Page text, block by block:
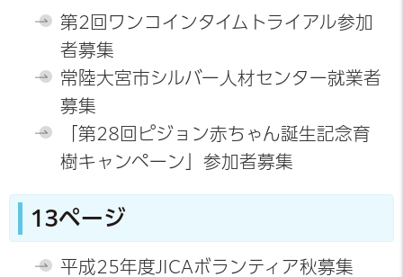
第2回ワンコインタイムトライアル参加
者募集
常陸大宮市シルバー人材センター就業者
募集
「第28回ピジョン赤ちゃん誕生記念育
樹キャンペーン」参加者募集
13ページ
平成25年度JICAボランティア秋募集